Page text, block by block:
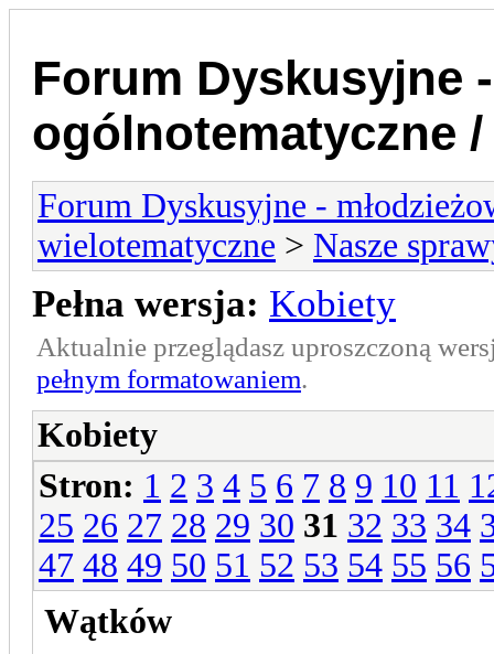
Forum Dyskusyjne
ogólnotematyczne
Forum Dyskusyjne -
wielotematyczne > Nasze
Pełna wersja: Kobiety
Aktualnie przeglądasz uproszczoną
pełnym formatowaniem.
Kobiety
Stron: 1 2 3 4 5 6 7 8 9 10 11
25 26 27 28 29 30 31 32 33 34
47 48 49 50 51 52 53 54 55 56
Wątków